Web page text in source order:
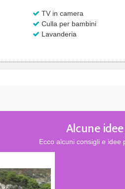
TV in camera
Culla per bambini
Lavanderia
Alcune
Ecco alcuni consigli e idee